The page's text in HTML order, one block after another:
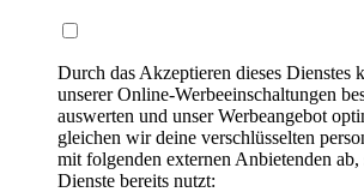
Durch das Akzeptieren dieses Dienstes
unserer Online-Werbeeinschaltungen
auswerten und unser Werbeangebot
gleichen wir deine verschlüsselten
mit folgenden externen Anbietenden ab,
Dienste bereits nutzt: